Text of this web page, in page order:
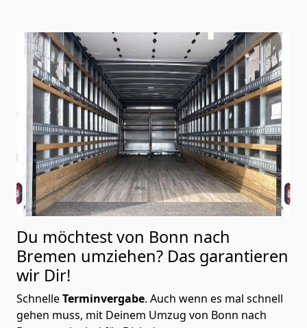
Du möchtest von Bonn nach
Bremen umziehen? Das garantieren
wir Dir!
SchnelleTerminvergabe. Auch wenn es mal schnell
gehen muss, mit Deinem Umzug von Bonn nach